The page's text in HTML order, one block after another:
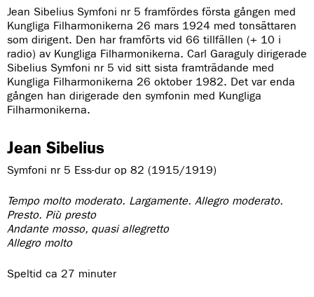
Länken har kopierats
https://www.konserthuset.se/om-oss/var-verksamhet/festivaler/grande-
finale/musiken-som-spelas/symfonierna/symfoni-nr-5/
Jean Sibelius Symfoni nr 5 framfördes första gången med
Kungliga Filharmonikerna 26 mars 1924 med tonsättaren
som dirigent. Den har framförts vid 66 tillfällen (+ 10 i
radio) av Kungliga Filharmonikerna. Carl Garaguly dirigerade
Sibelius Symfoni nr 5 vid sitt sista framträdande med
Kungliga Filharmonikerna 26 oktober 1982. Det var enda
gången han dirigerade den symfonin med Kungliga
Filharmonikerna.
Jean Sibelius
Symfoni nr 5 Ess-dur op 82 (1915/1919)
Tempo molto moderato. Largamente. Allegro moderato.
Presto. Più presto
Andante mosso, quasi allegretto
Allegro molto
Speltid ca 27 minuter